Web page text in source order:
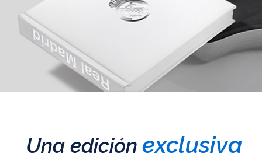
Una edición exclusiva